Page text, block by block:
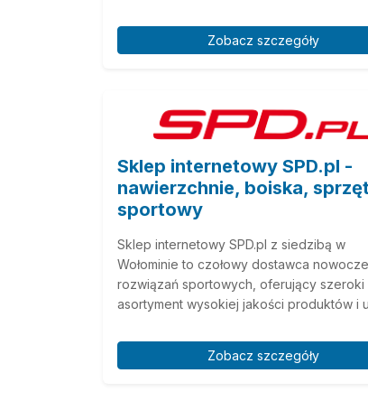
Zobacz szczegóły
Sklep internetowy SPD.pl -
nawierzchnie, boiska,
sportowy
Sklep internetowy SPD.pl z siedzibą w
Wołominie to czołowy dostawca
rozwiązań sportowych, oferujący szeroki
asortyment wysokiej jakości produktów i
Zobacz szczegóły